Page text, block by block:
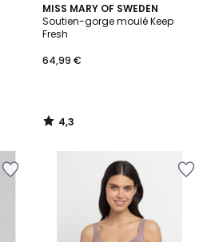
MISS MARY OF SWEDEN
Soutien-gorge moulé Keep
Fresh
64,99 €
4,3
/ 5
4,3
/